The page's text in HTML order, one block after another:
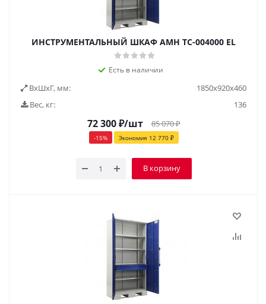
ИНСТРУМЕНТАЛЬНЫЙ ШКАФ AMH TC-004000 EL
Есть в наличии
ВxШxГ, мм:
1850x920x460
Вес, кг:
136
72 300₽/шт 85 070₽
-15% Экономия 12 770₽
В корзину